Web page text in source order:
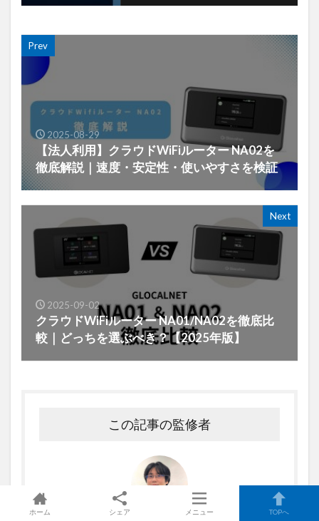
Prev
2025-08-29
【法人利用】クラウドWiFiルーター NA02を
徹底解説｜速度・安定性・使いやすさを検証
Next
2025-09-02
クラウドWiFiルーター NA01/NA02を徹底比
較｜どっちを選ぶべき？【2025年版】
この記事の監修者
ホーム シェア メニュー TOPへ